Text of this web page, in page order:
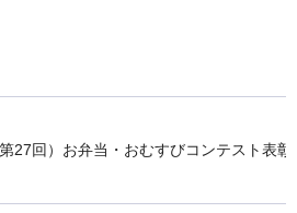
27回）お弁当・おむすびコンテスト表彰